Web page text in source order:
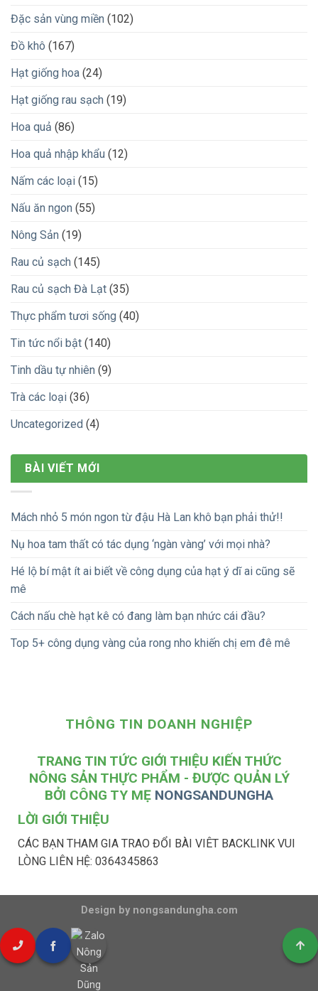
Đặc sản vùng miền (102)
Đồ khô (167)
Hạt giống hoa (24)
Hạt giống rau sạch (19)
Hoa quả (86)
Hoa quả nhập khẩu (12)
Nấm các loại (15)
Nấu ăn ngon (55)
Nông Sản (19)
Rau củ sạch (145)
Rau củ sạch Đà Lạt (35)
Thực phẩm tươi sống (40)
Tin tức nổi bật (140)
Tinh dầu tự nhiên (9)
Trà các loại (36)
Uncategorized (4)
BÀI VIẾT MỚI
Mách nhỏ 5 món ngon từ đậu Hà Lan khô bạn phải thử!!
Nụ hoa tam thất có tác dụng ‘ngàn vàng’ với mọi nhà?
Hé lộ bí mật ít ai biết về công dụng của hạt ý dĩ ai cũng sẽ
mê
Cách nấu chè hạt kê có đang làm bạn nhức cái đầu?
Top 5+ công dụng vàng của rong nho khiến chị em đê mê
THÔNG TIN DOANH NGHIỆP
TRANG TIN TỨC GIỚI THIỆU KIẾN THỨC
NÔNG SẢN THỰC PHẨM - ĐƯỢC QUẢN LÝ
BỞI CÔNG TY MẸ NONGSANDUNGHA
LỜI GIỚI THIỆU
CÁC BẠN THAM GIA TRAO ĐỔI BÀI VIÊT BACKLINK VUI
LÒNG LIÊN HỆ: 0364345863
Design by nongsandungha.com